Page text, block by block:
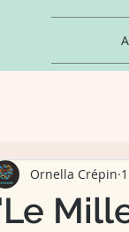
Ornella Crépin